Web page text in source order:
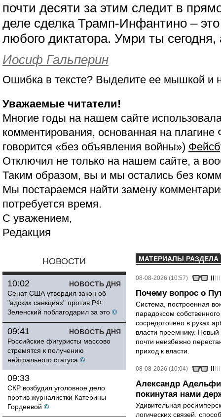
почти десяти за этим следит в
деле сделка Трамп-Инфантино – это
любого диктатора. Умри ты сегодня,
Иосиф Гальперин
Ошибка в тексте? Выделите ее мышкой и
Уважаемые читатели!
Многие годы на нашем сайте
комментирования, основанная на
говорится «без объявления войны»)
Отключил не только на нашем сайте, а
Таким образом, вы и мы остались без
Мы постараемся найти замену
потребуется время.
С уважением,
Редакция
НОВОСТИ
НОВОСТЬ ДНЯ
10:02
Сенат США утвердил закон об
"адских санкциях" против РФ:
Зеленский поблагодарил за это ©
НОВОСТЬ ДНЯ
09:41
Российские фигуристы массово
стремятся к получению
нейтрального статуса ©
09:33
СКР возбудил уголовное дело
против журналистки Катерины
Гордеевой ©
МАТЕРИАЛЫ РАЗДЕЛА
08-08-2026 (10:57)
Почему вопрос о
Система, построенная
парадоксом
сосредоточено в руках
власти преемнику.
почти неизбежно
приход к власти.
08-08-2026 (10:04)
Александр
покинутая нами
Удивительная
логических связей,